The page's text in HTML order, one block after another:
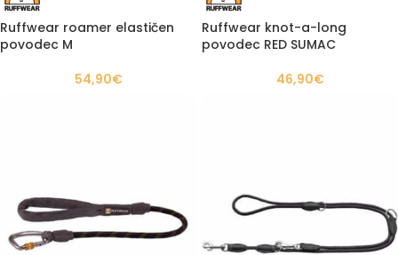
Ruffwear roamer elastičen
povodec M
54,90€
Ruffwear knot-a-long
povodec RED SUMAC
46,90€